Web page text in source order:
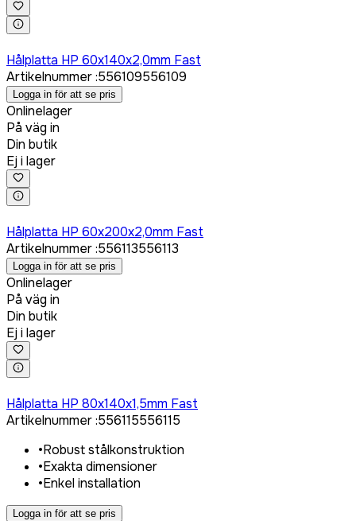
Hålplatta HP 60x140x2,0mm Fast
Artikelnummer:556109556109
Logga in för att se pris
Onlinelager
På väg in
Din butik
Ej i lager
Hålplatta HP 60x200x2,0mm Fast
Artikelnummer:556113556113
Logga in för att se pris
Onlinelager
På väg in
Din butik
Ej i lager
Hålplatta HP 80x140x1,5mm Fast
Artikelnummer:556115556115
•Robust stålkonstruktion
•Exakta dimensioner
•Enkel installation
Logga in för att se pris